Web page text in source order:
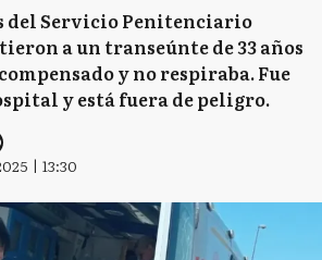
del Servicio Penitenciario
a un transeúnte de 33 años
y no respiraba. Fue
y está fuera de peligro.
| 13:30